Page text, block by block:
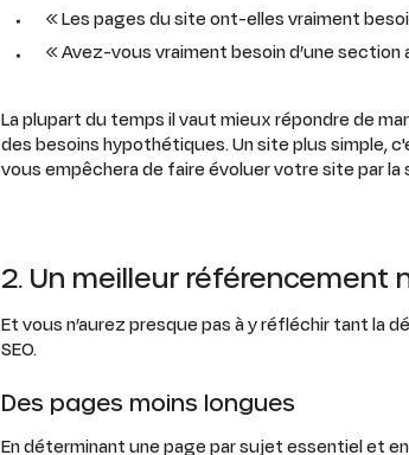
« Les pages du site ont-elles vraiment
« Avez-vous vraiment besoin d’une
La plupart du temps il vaut mieux répondre de
des besoins hypothétiques. Un site plus simple,
vous empêchera de faire évoluer votre site par
2. Un meilleur référencement
Et vous n’aurez presque pas à y réfléchir tant la
SEO.
Des pages moins longues
En déterminant une page par sujet essentiel et